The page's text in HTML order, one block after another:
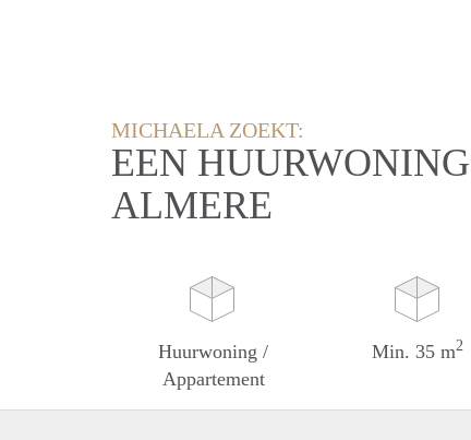
MICHAELA ZOEKT:
EEN
ALMERE
Huurwoning /
Appartement
Min. 35 m2